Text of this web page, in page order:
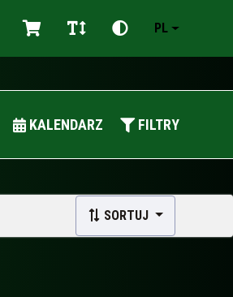
PL
KALENDARZ FILTRY
SORTUJ